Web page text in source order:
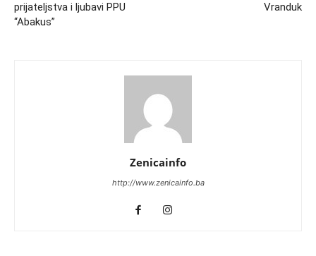
prijateljstva i ljubavi PPU
“Abakus”
Vranduk
Zenicainfo
http://www.zenicainfo.ba